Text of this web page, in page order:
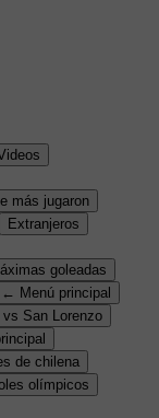
más jugaron
Extranjeros
goleadas
← Menú principal
vs San Lorenzo
de chilena
olímpicos